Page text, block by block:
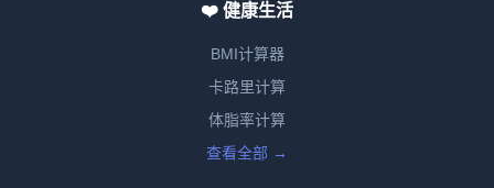
❤️ 健康生活
BMI计算器
卡路里计算
体脂率计算
查看全部 →